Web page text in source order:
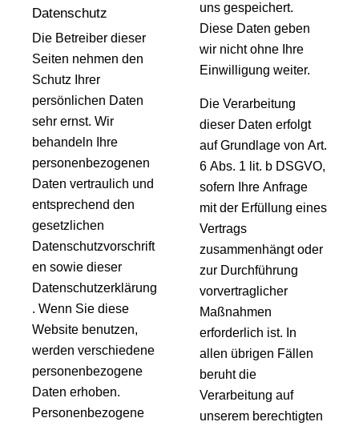
Datenschutz
Die Betreiber dieser
Seiten nehmen den
Schutz Ihrer
persönlichen Daten
sehr ernst. Wir
behandeln Ihre
personenbezogenen
Daten vertraulich und
entsprechend den
gesetzlichen
Datenschutzvorschrift
en sowie dieser
Datenschutzerklärung
. Wenn Sie diese
Website benutzen,
werden verschiedene
personenbezogene
Daten erhoben.
Personenbezogene
uns gespeichert.
Diese Daten geben
wir nicht ohne Ihre
Einwilligung weiter.
Die Verarbeitung
dieser Daten erfolgt
auf Grundlage von Art.
6 Abs. 1 lit. b DSGVO,
sofern Ihre Anfrage
mit der Erfüllung eines
Vertrags
zusammenhängt oder
zur Durchführung
vorvertraglicher
Maßnahmen
erforderlich ist. In
allen übrigen Fällen
beruht die
Verarbeitung auf
unserem berechtigten